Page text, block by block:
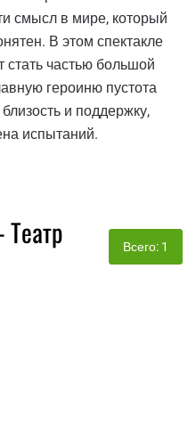
смысл в мире, который
В этом спектакле
частью большой
героиню пустота
и поддержку,
испытаний.
Всего: 1